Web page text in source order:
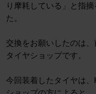
り摩耗している」と指
た。
交換をお願いしたのは
タイヤショップです。
今回装着したタイヤは、